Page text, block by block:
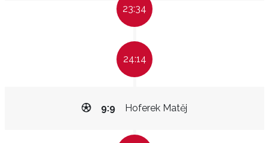
23:34
24:14
Hoferek Matěj
9:9